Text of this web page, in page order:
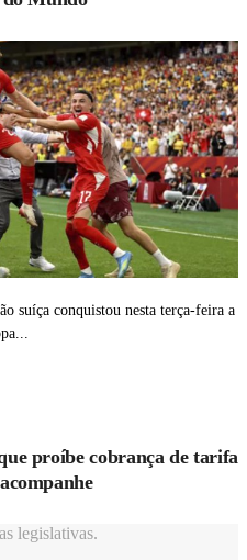
suíça conquistou nesta terça-feira a
proíbe cobrança de tarifa